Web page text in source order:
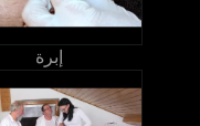
إبرة